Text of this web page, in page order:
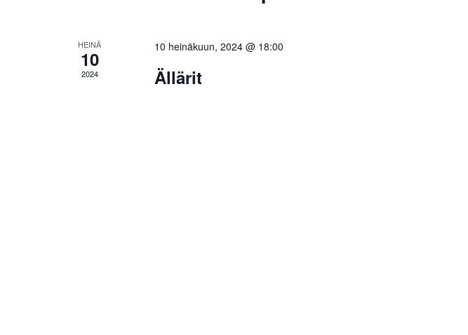
HEINÄ
10
2024
10 heinäkuun, 2024 @ 18:00
Ällärit